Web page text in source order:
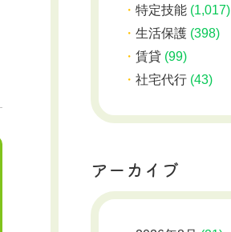
特定技能 (1,017)
生活保護 (398)
賃貸 (99)
社宅代行 (43)
アーカイブ